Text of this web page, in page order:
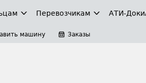
Перевозчикам АТИ-Доки
машину Заказы